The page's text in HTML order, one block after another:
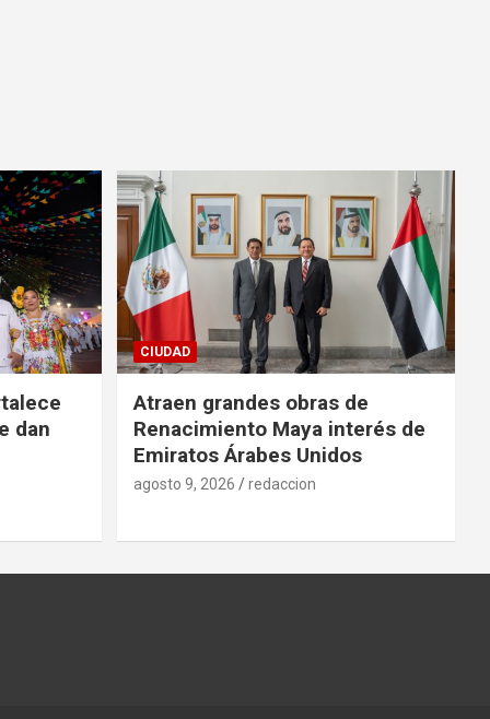
dan
CIUDAD
Atraen grandes obras de
Renacimiento Maya interés de
Emiratos Árabes Unidos
agosto 9, 2026 redaccion